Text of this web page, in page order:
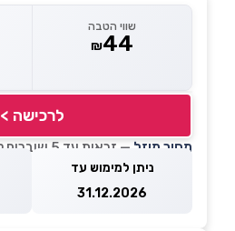
שווי הטבה
₪44
לרכישה >
מחיר מוזל — זכאות עד 5 שוברים לחודש קלנדרי
ניתן למימוש עד
31.12.2026